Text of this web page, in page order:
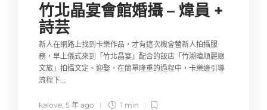
竹北晶宴會館婚攝 – 煒員 +
詩芸
新人在網路上找到卡樂作品，才有這次機會替新人拍攝服
務，早上儀式來到「竹北晶宴」配合的飯店「竹湖暐順麗緻
文旅」拍攝文定、迎娶，在簡單隆重的過程中，卡樂邊引導
流程下...
kalove 5 年 ago 1 min